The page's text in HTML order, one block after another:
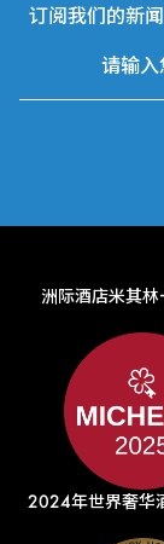
订阅我们的新
洲际酒店米其
2024年世界奢华